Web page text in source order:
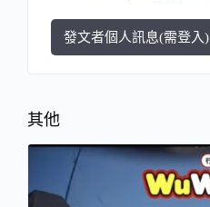
發文者個人訊息(需登入)
其他